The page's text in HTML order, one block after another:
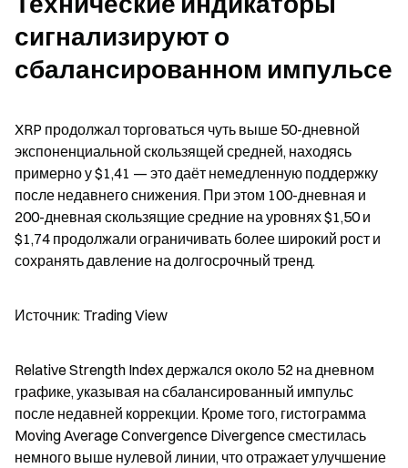
сигнализируют о
сбалансированном импульсе
XRP продолжал торговаться чуть выше 50-дневной
экспоненциальной скользящей средней, находясь
примерно у $1,41 — это даёт немедленную поддержку
после недавнего снижения. При этом 100-дневная и
200-дневная скользящие средние на уровнях $1,50 и
$1,74 продолжали ограничивать более широкий рост и
сохранять давление на долгосрочный тренд.
Источник: Trading View
Relative Strength Index держался около 52 на дневном
графике, указывая на сбалансированный импульс
после недавней коррекции. Кроме того, гистограмма
Moving Average Convergence Divergence сместилась
немного выше нулевой линии, что отражает улучшение